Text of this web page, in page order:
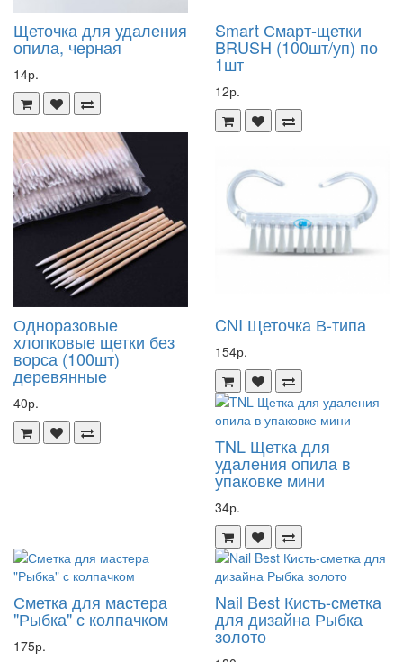
Щеточка для удаления
опила, черная
14р.
Smart Смарт-щетки
BRUSH (100шт/уп) по
1шт
12р.
Одноразовые
хлопковые щетки без
ворса (100шт)
деревянные
40р.
CNI Щеточка В-типа
154р.
TNL Щетка для
удаления опила в
упаковке мини
34р.
Сметка для мастера
"Рыбка" с колпачком
175р.
Nail Best Кисть-сметка
для дизайна Рыбка
золото